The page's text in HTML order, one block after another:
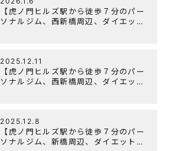
【虎ノ門ヒルズ駅から徒歩７分のパー
ソナルジム、西新橋周辺、ダイエット
2025.12.11
【虎ノ門ヒルズ駅から徒歩７分のパー
ソナルジム、西新橋周辺、ダイエット
2025.12.8
【虎ノ門ヒルズ駅から徒歩７分のパー
ソナルジム、新橋周辺、ダイエットに